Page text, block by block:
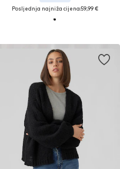
Posljednja najniža cijena:59,99 €